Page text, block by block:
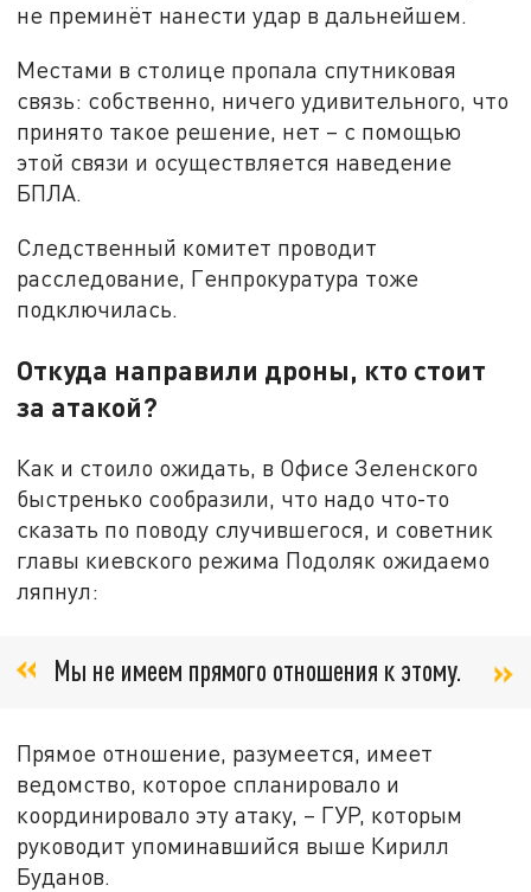
не преминёт нанести удар в дальнейшем.
Местами в столице пропала спутниковая
связь: собственно, ничего удивительного, что
принято такое решение, нет – с помощью
этой связи и осуществляется наведение
БПЛА.
Следственный комитет проводит
расследование, Генпрокуратура тоже
подключилась.
Откуда направили дроны, кто стоит
за атакой?
Как и стоило ожидать, в Офисе Зеленского
быстренько сообразили, что надо что-то
сказать по поводу случившегося, и советник
главы киевского режима Подоляк ожидаемо
ляпнул:
Мы не имеем прямого отношения к этому.
Прямое отношение, разумеется, имеет
ведомство, которое спланировало и
координировало эту атаку, – ГУР, которым
руководит упоминавшийся выше Кирилл
Буданов.